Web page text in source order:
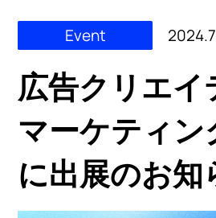
Event
広告クリエイ
マーケティン
に出展のお知